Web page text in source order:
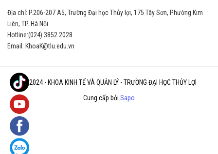
Địa chỉ: P.206-207 A5, Trường Đại học Thủy lợi, 175 Tây Sơn, Phường Kim
Liên, TP. Hà Nội
Hotline:(024) 3852 2028
Email: KhoaK@tlu.edu.vn
© 2024 - KHOA KINH TẾ VÀ QUẢN LÝ - TRƯỜNG ĐẠI HỌC THỦY LỢI
Cung cấp bởi Sapo